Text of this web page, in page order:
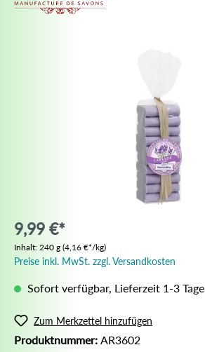
9,99 €*
Inhalt: 240 g (4,16 €*/kg)
Preise inkl. MwSt. zzgl. Versandkosten
Sofort verfügbar, Lieferzeit 1-3 Tage
Zum Merkzettel hinzufügen
Produktnummer: AR3602